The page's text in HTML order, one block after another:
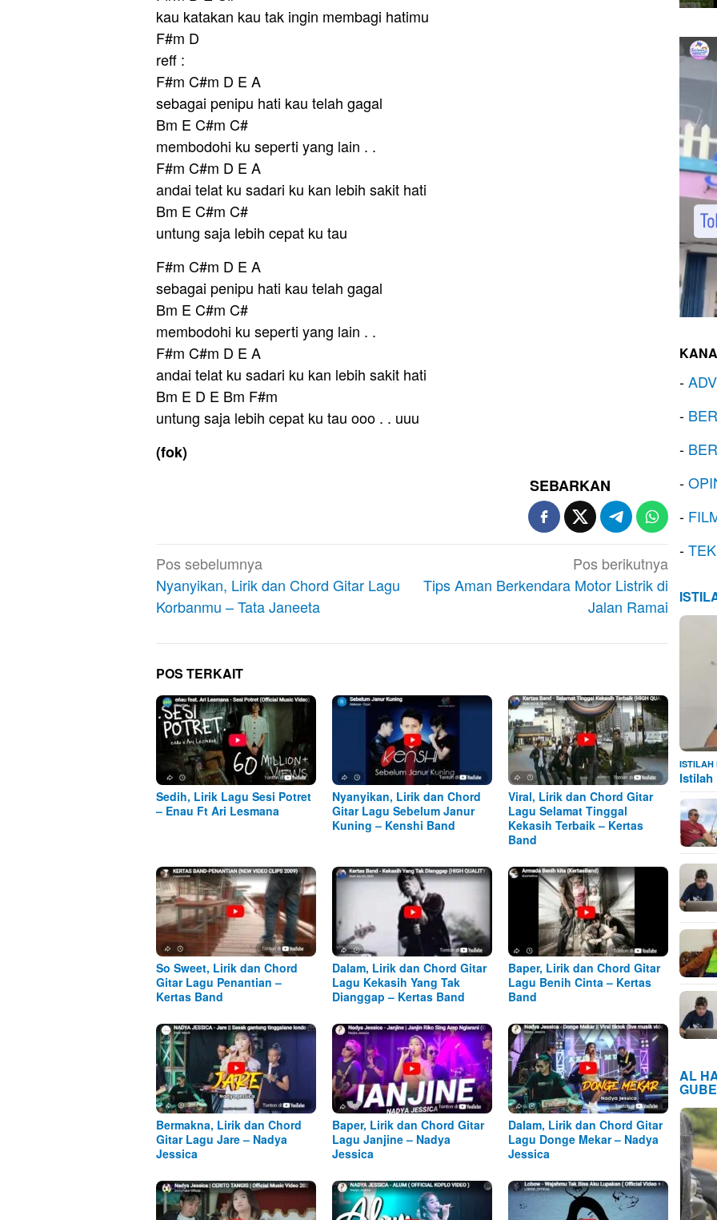
kau katakan kau tak ingin membagi hatimu
F#m D
reff :
F#m C#m D E A
sebagai penipu hati kau telah gagal
Bm E C#m C#
membodohi ku seperti yang lain . .
F#m C#m D E A
andai telat ku sadari ku kan lebih sakit hati
Bm E C#m C#
untung saja lebih cepat ku tau
F#m C#m D E A
sebagai penipu hati kau telah gagal
Bm E C#m C#
membodohi ku seperti yang lain . .
F#m C#m D E A
andai telat ku sadari ku kan lebih sakit hati
Bm E D E Bm F#m
untung saja lebih cepat ku tau ooo . . uuu
(fok)
SEBARKAN
Navigasi
pos
Pos sebelumnya
Nyanyikan, Lirik dan Chord Gitar Lagu
Korbanmu – Tata Janeeta
Pos berikutnya
Tips Aman Berkendara Motor Listrik di
Jalan Ramai
POS TERKAIT
Sedih, Lirik Lagu Sesi Potret
– Enau Ft Ari Lesmana
Nyanyikan, Lirik dan Chord
Gitar Lagu Sebelum Janur
Kuning – Kenshi Band
Viral, Lirik dan Chord Gitar
Lagu Selamat Tinggal
Kekasih Terbaik – Kertas
Band
So Sweet, Lirik dan Chord
Gitar Lagu Penantian –
Kertas Band
Dalam, Lirik dan Chord Gitar
Lagu Kekasih Yang Tak
Dianggap – Kertas Band
Baper, Lirik dan Chord Gitar
Lagu Benih Cinta – Kertas
Band
Bermakna, Lirik dan Chord
Gitar Lagu Jare – Nadya
Jessica
Baper, Lirik dan Chord Gitar
Lagu Janjine – Nadya
Jessica
Dalam, Lirik dan Chord Gitar
Lagu Donge Mekar – Nadya
Jessica
-
-
-
-
-
-
ISTILAH
Istilah
AL